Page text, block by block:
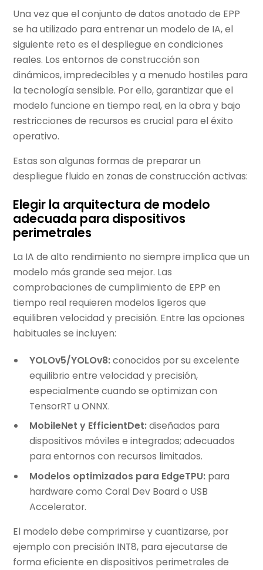
Una vez que el conjunto de datos anotado de EPP
se ha utilizado para entrenar un modelo de IA, el
siguiente reto es el despliegue en condiciones
reales. Los entornos de construcción son
dinámicos, impredecibles y a menudo hostiles para
la tecnología sensible. Por ello, garantizar que el
modelo funcione en tiempo real, en la obra y bajo
restricciones de recursos es crucial para el éxito
operativo.
Estas son algunas formas de preparar un
despliegue fluido en zonas de construcción activas:
Elegir la arquitectura de modelo
adecuada para dispositivos
perimetrales
La IA de alto rendimiento no siempre implica que un
modelo más grande sea mejor. Las
comprobaciones de cumplimiento de EPP en
tiempo real requieren modelos ligeros que
equilibren velocidad y precisión. Entre las opciones
habituales se incluyen:
YOLOv5/YOLOv8:conocidos por su excelente
equilibrio entre velocidad y precisión,
especialmente cuando se optimizan con
TensorRT u ONNX.
MobileNet y EfficientDet:diseñados para
dispositivos móviles e integrados; adecuados
para entornos con recursos limitados.
Modelos optimizados para EdgeTPU:para
hardware como Coral Dev Board o USB
Accelerator.
El modelo debe comprimirse y cuantizarse, por
ejemplo con precisión INT8, para ejecutarse de
forma eficiente en dispositivos perimetrales de